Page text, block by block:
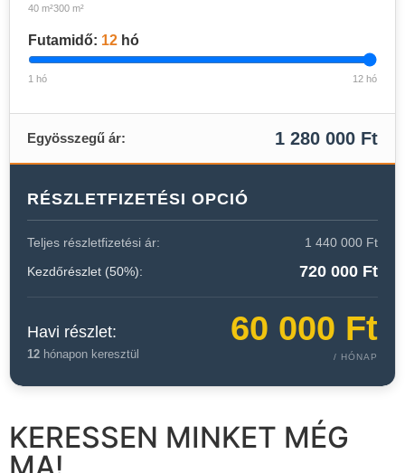
40 m²300 m²
Futamidő: 12 hó
1 hó 12 hó
Egyösszegű ár: 1 280 000 Ft
RÉSZLETFIZETÉSI OPCIÓ
Teljes részletfizetési ár: 1 440 000 Ft
Kezdőrészlet (50%): 720 000 Ft
Havi részlet:
12 hónapon keresztül
60 000 Ft
/ HÓNAP
KERESSEN MINKET MÉG